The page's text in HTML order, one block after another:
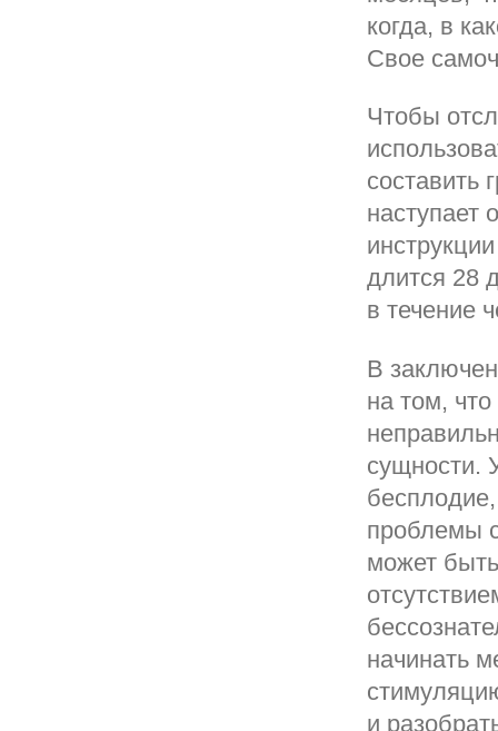
когда, в
Свое
Чтобы
составить
наступает
длится 28
в течение
В
на том,
сущности.
проблемы
может
начинать
и